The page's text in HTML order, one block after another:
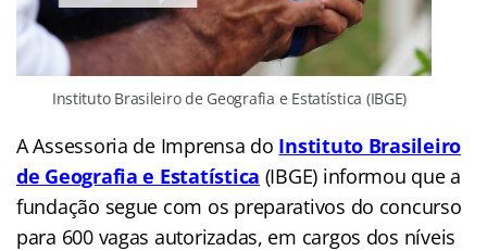
Instituto Brasileiro de Geografia e Estatística (IBGE)
A Assessoria de Imprensa do Instituto Brasileiro
de Geografia e Estatística (IBGE) informou que a
fundação segue com os preparativos do concurso
para 600 vagas autorizadas, em cargos dos níveis